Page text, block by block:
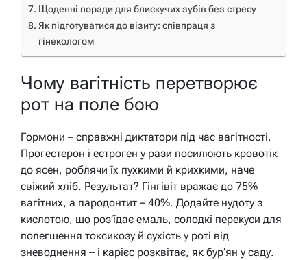
Щоденні поради для блискучих зубів без стресу
Як підготуватися до візиту: співпраця з
гінекологом
Чому вагітність перетворює
рот на поле бою
Гормони – справжні диктатори під час вагітності.
Прогестерон і естроген у рази посилюють кровотік
до ясен, роблячи їх пухкими й крихкими, наче
свіжий хліб. Результат? Гінгівіт вражає до 75%
вагітних, а пародонтит – 40%. Додайте нудоту з
кислотою, що роз’їдає емаль, солодкі перекуси для
полегшення токсикозу й сухість у роті від
зневоднення – і карієс розквітає, як бур’ян у саду.